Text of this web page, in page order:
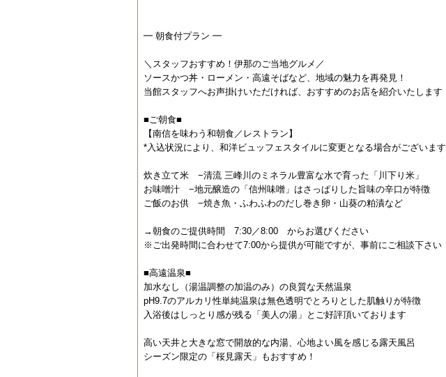
━ 朝食付プラン ━
＼スタッフおすすめ！伊那のご当地グルメ／
ソースかつ丼・ローメン・高遠そばなど、地域の魅力を再発見！
当館スタッフへお声掛けいただければ、おすすめのお店を紹介いたします
■ご朝食■
【南信を味わう和朝食／レストラン】
*入込状況により、和洋ビュッフェスタイルに変更となる場合がございます
炊き立て米 −清流 三峰川のミネラル豊富な水で育った「川下り米」
お味噌汁 −地元醸造の「信州味噌」はさっぱりした旨味の辛口が特徴
ご飯のお供 −焼き魚・ふわふわのだし巻き卵・山葵の粕漬など
→朝食のご提供時間 7:30／8:00 からお選びください
※ご出発時間に合わせて7:00から提供が可能ですが、事前にご相談下さい
■高遠温泉■
加水なし（湯温調整の加温のみ）の良質な天然温泉
pH9.7のアルカリ性単純温泉は無色透明でとろりとした肌触りが特徴
入浴後はしっとり感が残る「美人の湯」とご好評頂いております
高い天井と大きな窓で開放的な内湯、心地よい風を感じる露天風呂
シーズン限定の「桜見露天」もおすすめ！